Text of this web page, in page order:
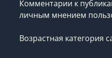
Комментарии к
личным мнением
Возрастная категория